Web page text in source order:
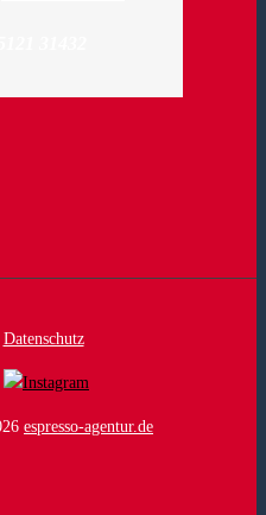
Datenschutz
espresso-agentur.de